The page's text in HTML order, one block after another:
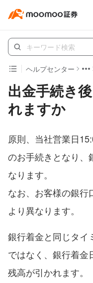
ヘルプセンター
出金手続き
れますか
原則、当社営業日
のお手続きとなり、
なります。
なお、お客様の銀行
より異なります。
銀行着金と同じタイ
ではなく、銀行着金
残高が引かれます。